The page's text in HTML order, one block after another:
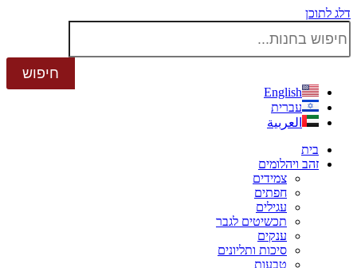
דלג לתוכן
English
עברית
العربية
בית
זהב ויהלומים
צמידים
חפתים
עגילים
תכשיטים לגבר
ענקים
סיכות ותליונים
טבעות